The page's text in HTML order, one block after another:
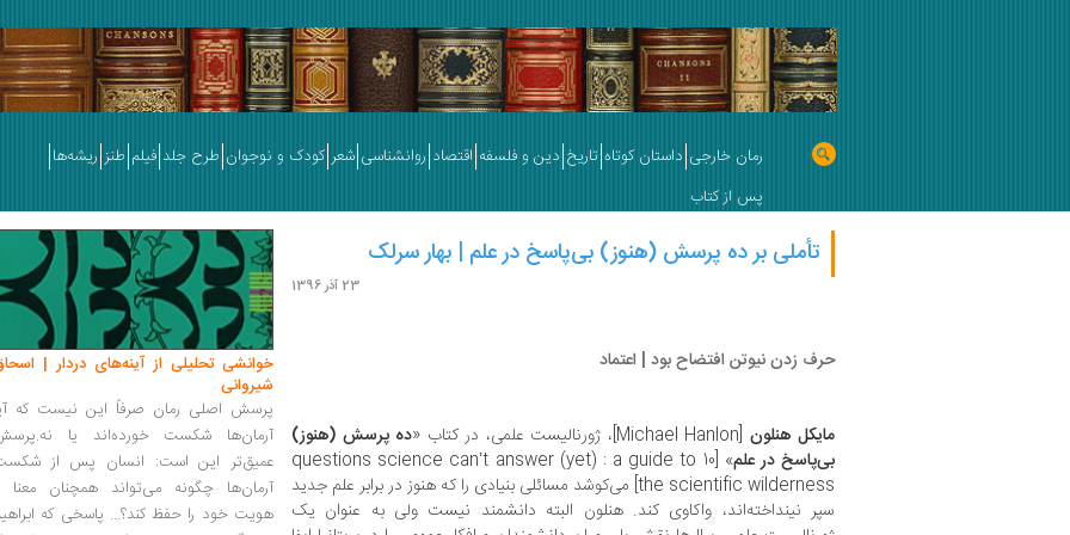
رمان خارجی داستان کوتاه تاریخ دین و فلسفه اقتصاد روانشناسی شعر کودک و نوجوان طرح جلد فیلم طنز ریشه‌ها
پس از کتاب
تأملی بر ده پرسش (هنوز) بی‌پاسخ در علم | بهار سرلک
23 آذر 1396
حرف زدن نیوتن افتضاح بود | اعتماد
مایکل هنلون [Michael Hanlon]، ژورنالیست علمی، در کتاب «
ده پرسش (هنوز)
بی‌پاسخ در علم
» [10 questions science can’t answer (yet) : a guide to
the scientific wilderness‎] می‌کوشد مسائلی بنیادی را که هنوز در برابر علم جدید
سپر نینداخته‌اند، واکاوی کند. هنلون البته دانشمند نیست ولی به عنوان یک
خوانشی تحلیلی از آینه‌های دردار |
شیروانی
پرسش اصلی رمان صرفاً این نیست که
آرمان‌ها شکست خورده‌اند یا
عمیق‌تر این است: انسان پس از
آرمان‌ها چگونه می‌تواند همچنان معنا
هویت خود را حفظ کند؟... پاسخی که